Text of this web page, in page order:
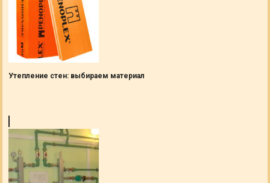
Утепление стен: выбираем материал